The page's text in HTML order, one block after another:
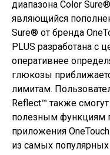
диапазона Color
являющийся
Sure® от бренда
PLUS разработана с
оперативнее
глюкозы
лимитам.
Reflect™ также
полезным функциям
приложения
из самых